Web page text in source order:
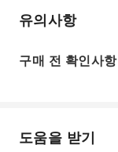
유의사항
구매 전 확인사항
도움을 받기